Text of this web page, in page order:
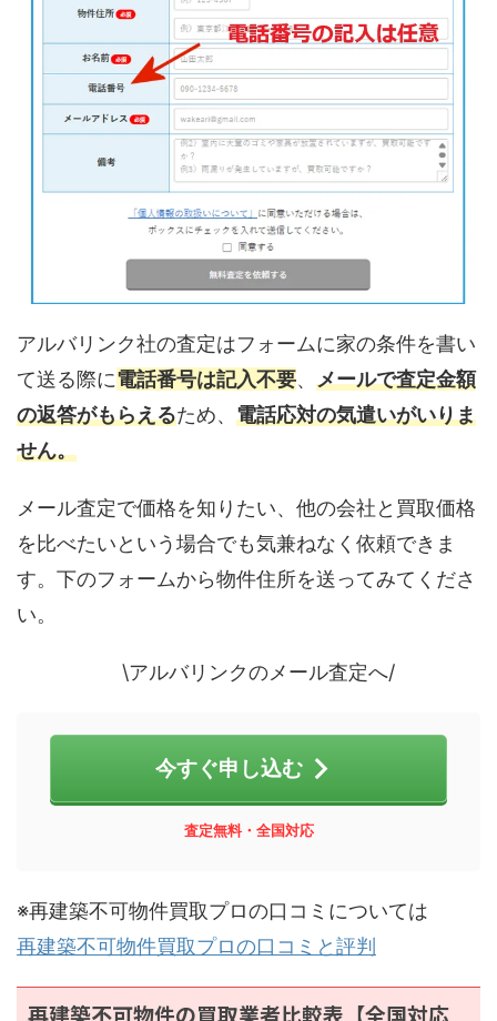
アルバリンク社の査定はフォームに家の条件を書い
て送る際に電話番号は記入不要、 メールで査定金額
の返答がもらえるため、 電話応対の気遣いがいりま
せん。
メール査定で価格を知りたい、他の会社と買取価格
を比べたいという場合でも気兼ねなく依頼できま
す。下のフォームから物件住所を送ってみてくださ
い。
\アルバリンクのメール査定へ/
今すぐ申し込む
査定無料・全国対応
※再建築不可物件買取プロの口コミについては
再建築不可物件買取プロの口コミと評判
再建築不可物件の買取業者比較表【全国対応